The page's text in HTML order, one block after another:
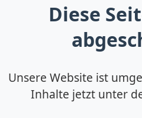
Diese
Unsere Website ist
Inhalte jetzt unter